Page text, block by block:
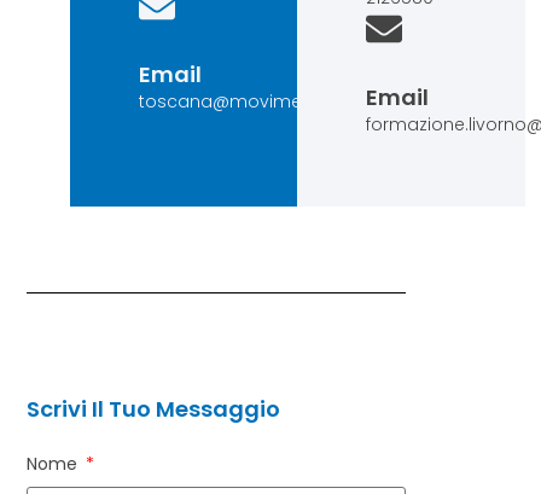
Email
toscana@movimentoconsumatori.it
Email
Scrivi Il Tuo Messaggio
Nome